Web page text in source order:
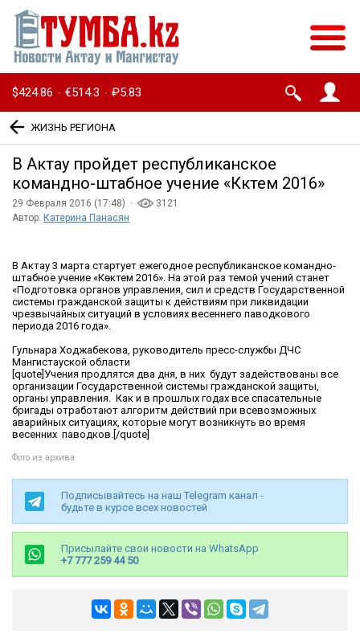
$424.86 · €514.3 · ₽5.83
ЖИЗНЬ РЕГИОНА
В Актау пройдет республиканское
командно-штабное учение «Көктем 2016»
29 Февраля 2016 (17:48) ·
3121
Автор: Катерина Панасян
В Актау 3 марта стартует ежегодное республиканское командно-
штабное учение «Көктем 2016». На этой раз темой учений станет
«Подготовка органов управления, сил и средств Государственной
системы гражданской защиты к действиям при ликвидации
чрезвычайных ситуаций в условиях весеннего паводкового
периода 2016 года».
Гульнара Ходжабекова, руководитель пресс-службы ДЧС
Мангистауской области
[quote]Учения продлятся два дня, в них будут задействованы все
организации Государственной системы гражданской защиты,
органы управления. Как и в прошлых годах все спасательные
бригады отработают алгоритм действий при всевозможных
аварийных ситуациях, которые могут возникнуть во время
весенних паводков.[/quote]
Фото из архива
Подписывайтесь на наш Telegram канал -
будьте в курсе всех новостей
Присылайте свои новости на WhatsApp
+7 777 259 44 50